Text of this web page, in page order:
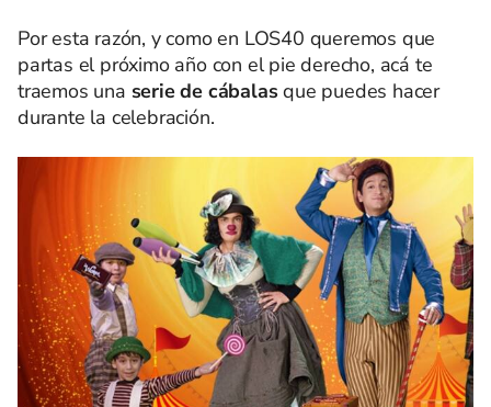
Por esta razón, y como en LOS40 queremos que
partas el próximo año con el pie derecho, acá te
traemos una serie de cábalasque puedes hacer
durante la celebración.